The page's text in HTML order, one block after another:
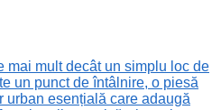
mai mult decât un simplu loc de
un punct de întâlnire, o piesă
urban esențială care adaugă